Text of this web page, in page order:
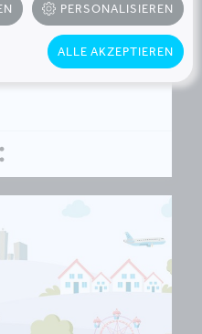
denken: 6
im
PERSONALISIEREN
ALLE AKZEPTIEREN